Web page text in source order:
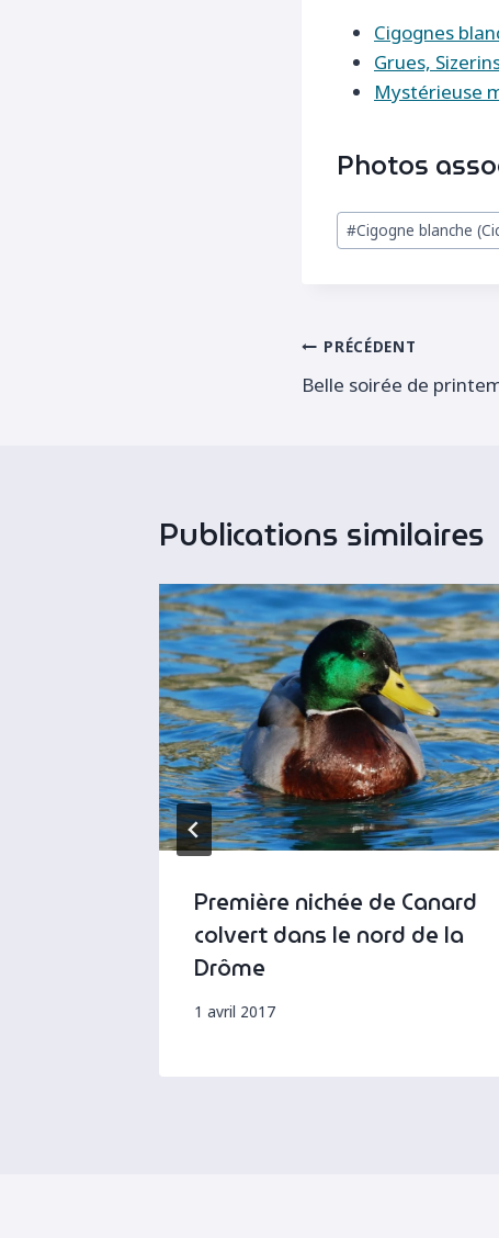
Cigognes
Grues,
Mystérieuse
Photos
Étiquettes
de
#Cigogne blanche
Navigation
de
PRÉCÉDENT
Belle soirée de
Publications similaires
Première nichée de Canard
colvert dans le nord de la
Drôme
1 avril 2017